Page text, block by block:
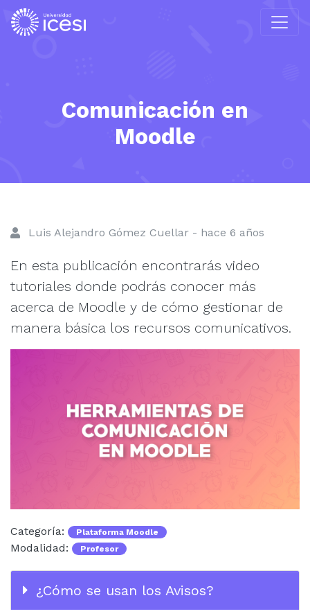
Comunicación en
Moodle
Luis Alejandro Gómez Cuellar - hace 6 años
En esta publicación encontrarás video
tutoriales donde podrás conocer más
acerca de Moodle y de cómo gestionar de
manera básica los recursos comunicativos.
Categoría: Plataforma Moodle
Modalidad: Profesor
¿Cómo se usan los Avisos?